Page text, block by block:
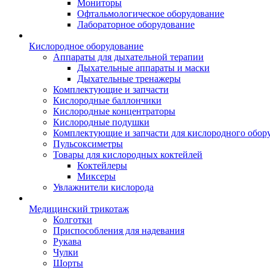
Мониторы
Офтальмологическое оборудование
Лабораторное оборудование
Кислородное оборудование
Аппараты для дыхательной терапии
Дыхательные аппараты и маски
Дыхательные тренажеры
Комплектующие и запчасти
Кислородные баллончики
Кислородные концентраторы
Кислородные подушки
Комплектующие и запчасти для кислородного
Пульсоксиметры
Товары для кислородных коктейлей
Коктейлеры
Миксеры
Увлажнители кислорода
Медицинский трикотаж
Колготки
Приспособления для надевания
Рукава
Чулки
Шорты